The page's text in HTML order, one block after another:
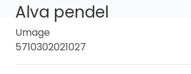
Alva pendel
Umage
5710302021027